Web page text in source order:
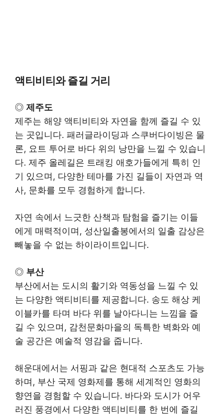
액티비티와 즐길 거리
◎ 제주도
제주는 해양 액티비티와 자연을 함께 즐길 수 있
는 곳입니다. 패러글라이딩과 스쿠버다이빙은 물
론, 요트 투어로 바다 위의 낭만을 느낄 수 있습니
다. 제주 올레길은 트래킹 애호가들에게 특히 인
기 있으며, 다양한 테마를 가진 길들이 자연과 역
사, 문화를 모두 경험하게 합니다.
자연 속에서 느긋한 산책과 탐험을 즐기는 이들
에게 매력적이며, 성산일출봉에서의 일출 감상은
빼놓을 수 없는 하이라이트입니다.
◎ 부산
부산에서는 도시의 활기와 역동성을 느낄 수 있
는 다양한 액티비티를 제공합니다. 송도 해상 케
이블카를 타며 바다 위를 날아다니는 느낌을 즐
길 수 있으며, 감천문화마을의 독특한 벽화와 예
술 공간은 예술적 영감을 줍니다.
해운대에서는 서핑과 같은 현대적 스포츠도 가능
하며, 부산 국제 영화제를 통해 세계적인 영화의
향연을 경험할 수 있습니다. 바다와 도시가 어우
러진 풍경에서 다양한 액티비티를 한 번에 즐길